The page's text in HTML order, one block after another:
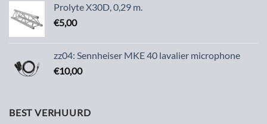
Prolyte X30D, 0,29 m.
€5,00
zz04: Sennheiser MKE 40 lavalier microphone
€10,00
BEST VERHUURD